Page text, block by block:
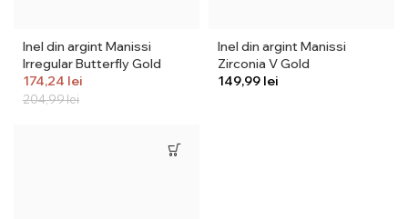
Inel din argint Manissi
Irregular Butterfly Gold
204,99lei
174,24 lei
Inel din argint Manissi
Zirconia V Gold
lei